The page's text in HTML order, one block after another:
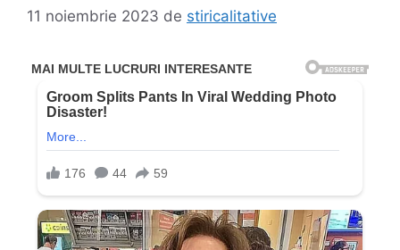
11 noiembrie 2023 de stiricalitative